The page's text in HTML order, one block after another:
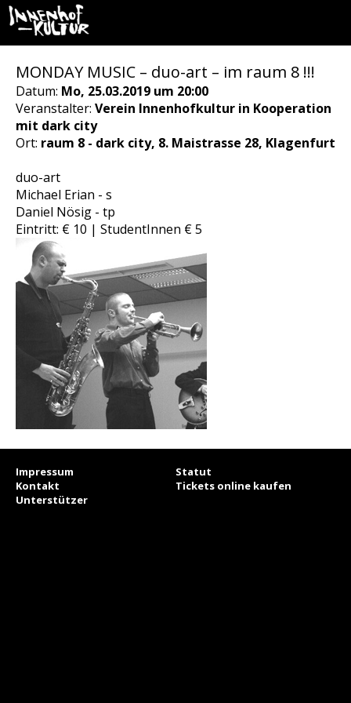
MONDAY MUSIC – duo-art – im raum 8 !!!
Datum: Mo, 25.03.2019 um 20:00
Veranstalter: Verein Innenhofkultur in Kooperation
mit dark city
Ort: raum 8 - dark city, 8. Maistrasse 28, Klagenfurt
duo-art
Michael Erian - s
Daniel Nösig - tp
Eintritt: € 10 | StudentInnen € 5
Impressum
Statut
Kontakt
Tickets online kaufen
Unterstützer